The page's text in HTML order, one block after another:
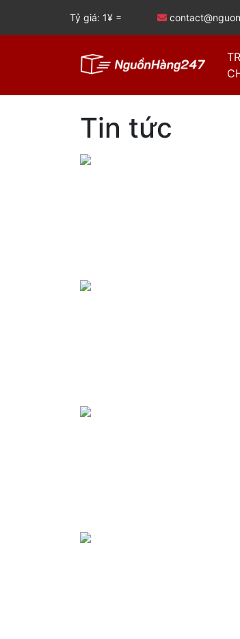
Tỷ giá: 1¥ =
Tin tức